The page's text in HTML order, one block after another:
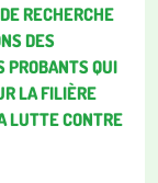
RECHERCHE
DES
PROBANTS QUI
LA FILIÈRE
LUTTE CONTRE